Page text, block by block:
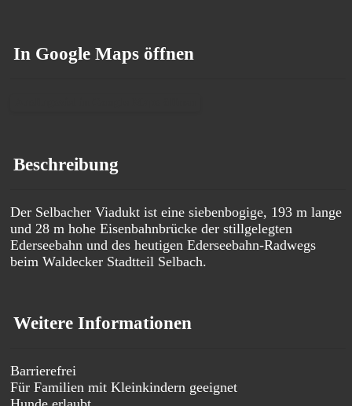
In Google Maps öffnen
Beschreibung
Der Selbacher Viadukt ist eine siebenbogige, 193 m lange
und 28 m hohe Eisenbahnbrücke der stillgelegten
Ederseebahn und des heutigen Ederseebahn-Radwegs
beim Waldecker Stadtteil Selbach.
Weitere Informationen
Barrierefrei
Für Familien mit Kleinkindern geeignet